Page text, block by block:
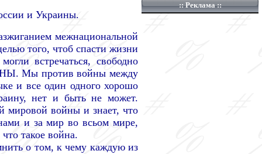
и Украины.
межнациональной
того, чтоб спасти жизни
встречаться, свободно
Мы против войны между
и все один одного хорошо
нет и быть не может.
мировой войны и знает, что
и за мир во всьом мире,
такое война.
о том, к чему каждую из
:: Реклама ::